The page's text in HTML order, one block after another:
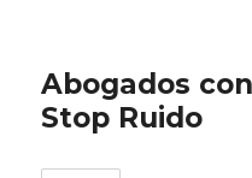
Abogados
Stop Ruido